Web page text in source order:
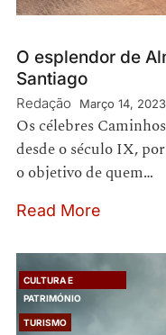
O esplendor de
Santiago
Redação Março 14, 2023
Os célebres
desde o século IX,
o objetivo de quem…
Read More
CULTURA E
PATRIMÓNIO
TURISMO